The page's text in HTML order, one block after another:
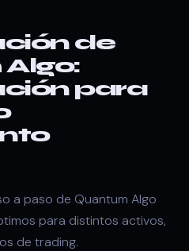
de
para
a paso de Quantum Algo
para distintos activos,
de trading.